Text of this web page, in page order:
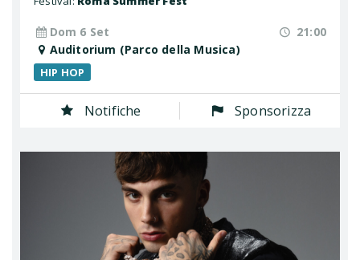
Dom 6 Set
21:00
Auditorium (Parco della Musica)
HIP HOP
Notifiche Sponsorizza